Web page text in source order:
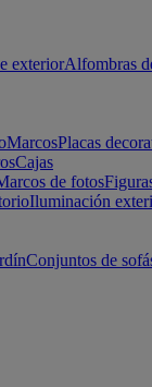
exteriorAlfombras
MarcosPlacas
Cajas
de fotos
Iluminación
Conjuntos de